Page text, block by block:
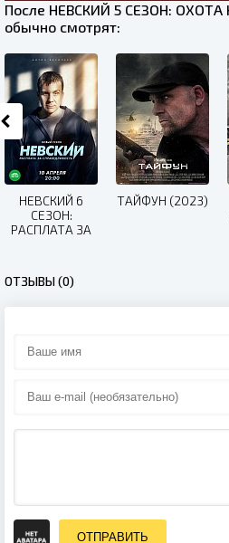
После НЕВСКИЙ 5 СЕЗОН:
обычно смотрят:
НЕВСКИЙ 6
СЕЗОН:
РАСПЛАТА ЗА
ТАЙФУН (2023)
ОТЗЫВЫ (0)
ОТПРАВИТЬ